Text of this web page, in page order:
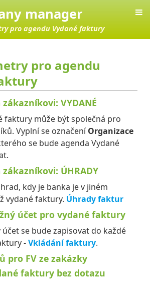
manager
pro agendu Vydané faktury
pro agendu
VYDANÉ
faktury může být společná pro
Vyplní se označeníOrganizace
se bude agenda Vydané
ÚHRADY
kdy je banka je v jiném
vydané faktury. Úhrady faktur
účet pro vydané faktury
účet se bude zapisovat do každé
-Vkládání faktury.
pro FV ze zakázky
faktury bez dotazu